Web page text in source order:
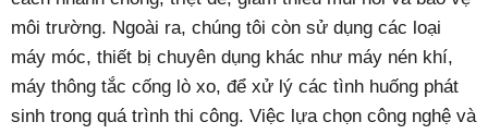
môi trường. Ngoài ra, chúng tôi còn sử dụng các loại
máy móc, thiết bị chuyên dụng khác như máy nén khí,
máy thông tắc cống lò xo, để xử lý các tình huống phát
sinh trong quá trình thi công. Việc lựa chọn công nghệ và